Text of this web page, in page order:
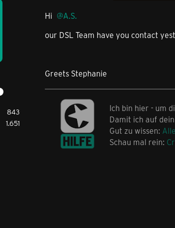
843
1.651
Hi
A.S.
our DSL Team have you contact
Greets Stephanie
Ich bin hier - um
Damit ich auf
Gut zu wissen:
Schau mal rein: